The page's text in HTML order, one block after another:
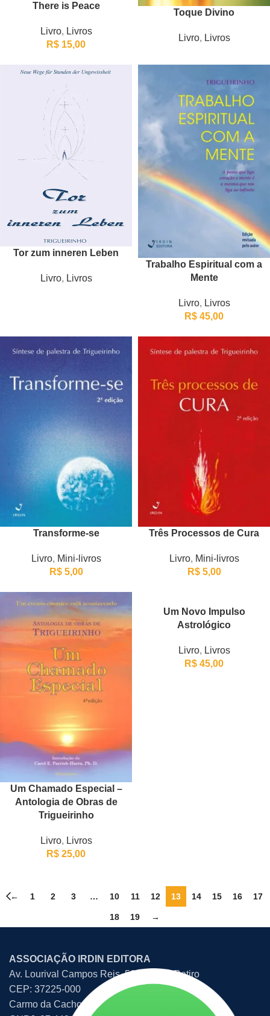
There is Peace
Livro, Livros
R$ 15,00
Toque Divino
Livro, Livros
Tor zum inneren Leben
Livro, Livros
Trabalho Espiritual com a
Mente
Livro, Livros
R$ 45,00
Transforme-se
Livro, Mini-livros
R$5,00
Três Processos de Cura
Livro, Mini-livros
R$5,00
Um Chamado Especial –
Antologia de Obras de
Trigueirinho
Livro, Livros
R$ 25,00
Um Novo Impulso
Astrológico
Livro, Livros
R$ 45,00
← 1 2 3 … 10 11 12 13 14 15 16 17
18 19 →
ASSOCIAÇÃO IRDIN EDITORA
Av. Lourival Campos Reis, 507 – Bom Retiro
CEP: 37225-000
Carmo da Cachoeira – MG – Brasil